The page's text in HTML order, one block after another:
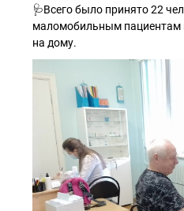
🩺Всего было принято 22
маломобильным пациентам
на дому.